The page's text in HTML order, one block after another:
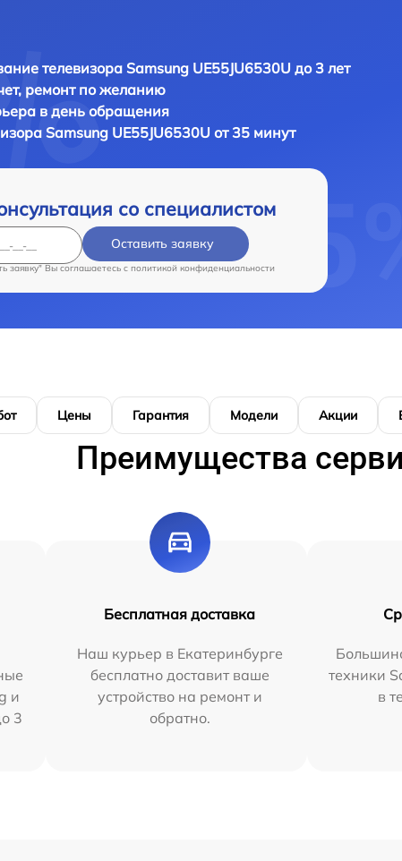
телевизора Samsung UE55JU6530U до 3 лет
ремонт по желанию
в день обращения
Samsung UE55JU6530U от 35 минут
со специалистом
Оставить заявку
заявку" Вы соглашаетесь c политикой конфиденциальности
Цены Гарантия Модели Акции
Преимущества
и
3
Бесплатная доставка
Наш курьер в Екатеринбурге
бесплатно доставит ваше
устройство на ремонт и
обратно.
техники
в